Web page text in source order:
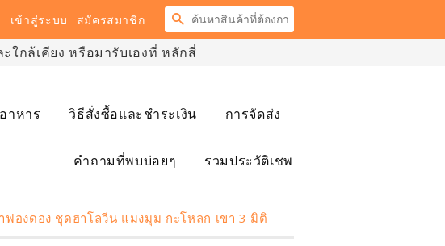
เข้าสู่ระบบ สมัครสมาชิก
ค้นหา
กล้เคียง หรือมารับเองที่ หลักสี่
าหาร วิธีสั่งซื้อและชำระเงิน การจัดส่ง
คำถามที่พบบ่อยๆ รวมประวัติเชพ
องดอง ชุดฮาโลวีน แมงมุม กะโหลก เขา 3 มิติ